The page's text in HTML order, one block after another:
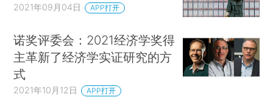
2021年09月04日 APP打开
诺奖评委会：2021经济学奖得
主革新了经济学实证研究的方
式
2021年10月12日 APP打开